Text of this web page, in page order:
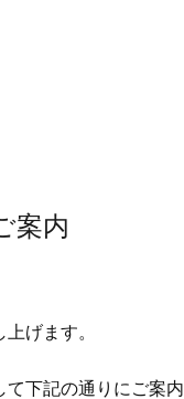
案内
げます。
下記の通りにご案内